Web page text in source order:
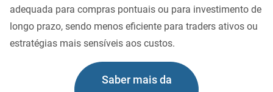
adequada para compras pontuais ou para investimento de
longo prazo, sendo menos eficiente para traders ativos ou
estratégias mais sensíveis aos custos.
Saber mais da